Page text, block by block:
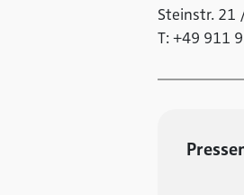
Steinstr. 21
T: +49 911